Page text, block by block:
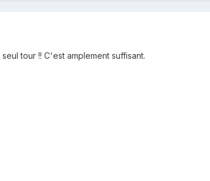
tour !! C'est amplement suffisant.